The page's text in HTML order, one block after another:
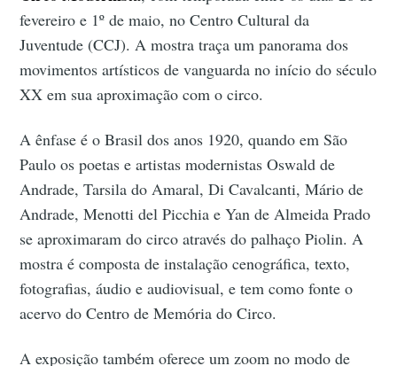
fevereiro e 1º de maio, no Centro Cultural da
Juventude (CCJ). A mostra traça um panorama dos
movimentos artísticos de vanguarda no início do século
XX em sua aproximação com o circo.
A ênfase é o Brasil dos anos 1920, quando em São
Paulo os poetas e artistas modernistas Oswald de
Andrade, Tarsila do Amaral, Di Cavalcanti, Mário de
Andrade, Menotti del Picchia e Yan de Almeida Prado
se aproximaram do circo através do palhaço Piolin. A
mostra é composta de instalação cenográfica, texto,
fotografias, áudio e audiovisual, e tem como fonte o
acervo do Centro de Memória do Circo.
A exposição também oferece um zoom no modo de